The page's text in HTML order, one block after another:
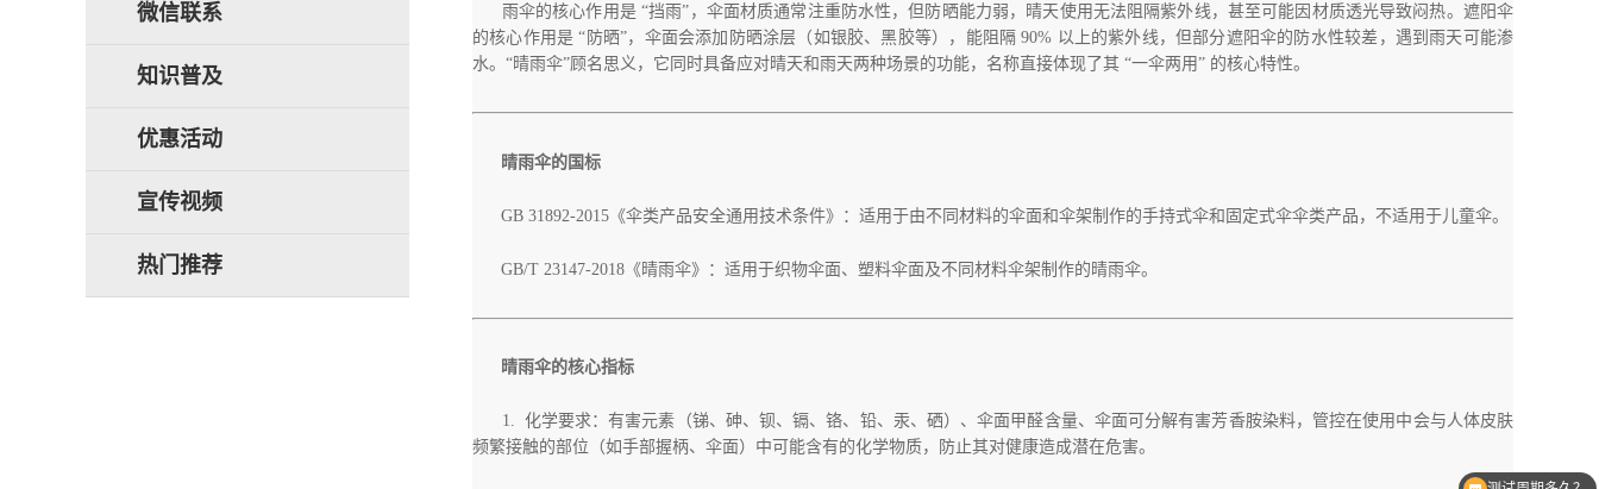
微信联系
知识普及
优惠活动
宣传视频
热门推荐
雨伞的核心作用是 “挡雨”，伞面材质通常注重防水性，但防晒能力弱，晴天使用无法阻隔紫外线，甚至可能因材质透光导致闷热。遮阳伞
的核心作用是 “防晒”，伞面会添加防晒涂层（如银胶、黑胶等），能阻隔 90% 以上的紫外线，但部分遮阳伞的防水性较差，遇到雨天可能渗
水。“晴雨伞”顾名思义，它同时具备应对晴天和雨天两种场景的功能，名称直接体现了其 “一伞两用” 的核心特性。
晴雨伞的国标
GB 31892-2015《伞类产品安全通用技术条件》：适用于由不同材料的伞面和伞架制作的手持式伞和固定式伞伞类产品，不适用于儿童伞。
GB/T 23147-2018《晴雨伞》：适用于织物伞面、塑料伞面及不同材料伞架制作的晴雨伞。
晴雨伞的核心指标
1. 化学要求：有害元素（锑、砷、钡、镉、铬、铅、汞、硒）、伞面甲醛含量、伞面可分解有害芳香胺染料，管控在使用中会与人体皮肤
频繁接触的部位（如手部握柄、伞面）中可能含有的化学物质，防止其对健康造成潜在危害。